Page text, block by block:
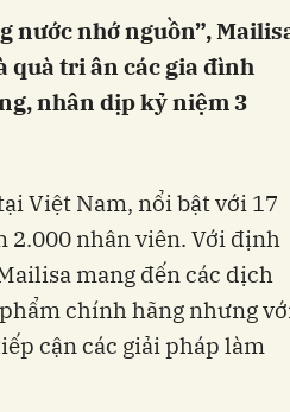
nước nhớ nguồn”,
quà tri ân các gia đình
nhân dịp kỷ niệm 3
Việt Nam, nổi bật với 17
2.000 nhân viên. Với định
mang đến các dịch
chính hãng nhưng
cận các giải pháp làm